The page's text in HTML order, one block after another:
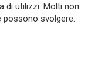
di utilizzi. Molti non
svolgere.